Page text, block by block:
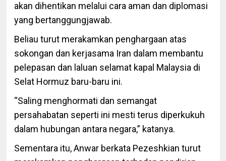
akan dihentikan melalui cara aman dan diplomasi
yang bertanggungjawab.
Beliau turut merakamkan penghargaan atas
sokongan dan kerjasama Iran dalam membantu
pelepasan dan laluan selamat kapal Malaysia di
Selat Hormuz baru-baru ini.
“Saling menghormati dan semangat
persahabatan seperti ini mesti terus diperkukuh
dalam hubungan antara negara,” katanya.
Sementara itu, Anwar berkata Pezeshkian turut